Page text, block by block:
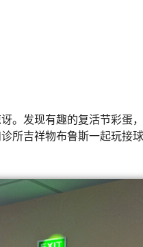
。发现有趣的复活节彩蛋
所吉祥物布鲁斯一起玩接